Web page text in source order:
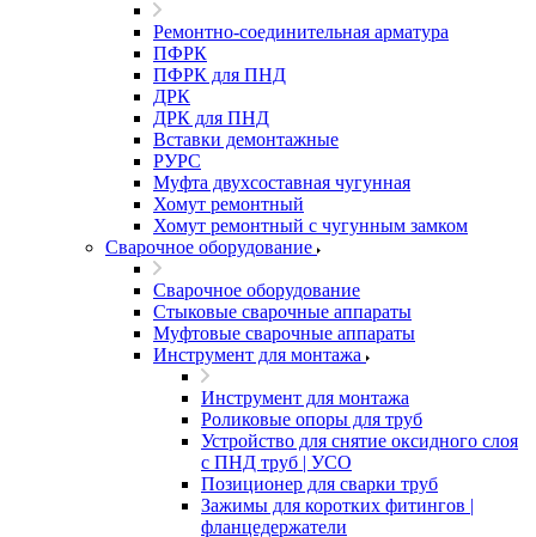
Ремонтно-соединительная арматура
ПФРК
ПФРК для ПНД
ДРК
ДРК для ПНД
Вставки демонтажные
РУРС
Муфта двухсоставная чугунная
Хомут ремонтный
Хомут ремонтный с чугунным замком
Сварочное оборудование
Сварочное оборудование
Стыковые сварочные аппараты
Муфтовые сварочные аппараты
Инструмент для монтажа
Инструмент для монтажа
Роликовые опоры для труб
Устройство для снятие оксидного слоя
с ПНД труб | УСО
Позиционер для сварки труб
Зажимы для коротких фитингов |
фланцедержатели